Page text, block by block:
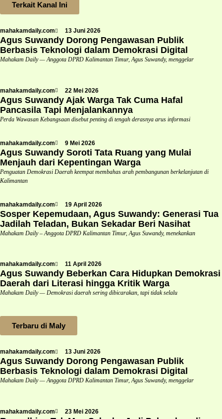
Terkait Kanal Ini
mahakamdaily.com 13 Juni 2026
Agus Suwandy Dorong Pengawasan Publik
Berbasis Teknologi dalam Demokrasi Digital
Mahakam Daily — Anggota DPRD Kalimantan Timur, Agus Suwandy, menggelar
mahakamdaily.com 22 Mei 2026
Agus Suwandy Ajak Warga Tak Cuma Hafal
Pancasila Tapi Menjalankannya
Perda Wawasan Kebangsaan disebut penting di tengah derasnya arus informasi
mahakamdaily.com 9 Mei 2026
Agus Suwandy Soroti Tata Ruang yang Mulai
Menjauh dari Kepentingan Warga
Penguatan Demokrasi Daerah keempat membahas arah pembangunan berkelanjutan di
Kalimantan
mahakamdaily.com 19 April 2026
Sosper Kepemudaan, Agus Suwandy: Generasi Tua
Jadilah Teladan, Bukan Sekadar Beri Nasihat
Mahakam Daily – Anggota DPRD Kalimantan Timur, Agus Suwandy, menekankan
mahakamdaily.com 11 April 2026
Agus Suwandy Beberkan Cara Hidupkan Demokrasi
Daerah dari Literasi hingga Kritik Warga
Mahakam Daily — Demokrasi daerah sering dibicarakan, tapi tidak selalu
Terbaru di Maly
mahakamdaily.com 13 Juni 2026
Agus Suwandy Dorong Pengawasan Publik
Berbasis Teknologi dalam Demokrasi Digital
Mahakam Daily — Anggota DPRD Kalimantan Timur, Agus Suwandy, menggelar
mahakamdaily.com 23 Mei 2026